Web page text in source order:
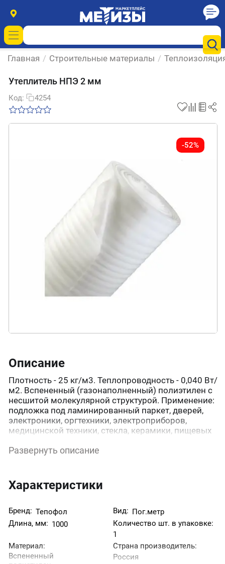
Главная / Строительные материалы /
Утеплитель НПЭ 2 мм
Код: 4254
-52%
Описание
Плотность - 25 кг/м3. Теплопроводность - 0,040 Вт/
м2. Вспененный (газонаполненный) полиэтилен с
несшитой молекулярной структурой. Применение:
подложка под ламинированный паркет, дверей,
электроники, оргтехники, электроприборов,
медицинской техники, стекла, керамики, пищевых
набивным материалом, прокладка между
материал для бетона, упаковка мебели и ванн.
Развернуть описание
Характеристики
Бренд: Тепофол Вид: Пог.метр
Длина, мм: 1000
Количество шт. в упаковке:
1
Материал:
Вспененный
Страна производитель:
Россия